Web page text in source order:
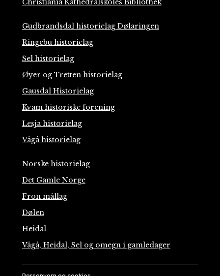
Christiania Kathedralskoles Bibliothek
Gudbrandsdal historielag Dølaringen
Ringebu historielag
Sel historielag
Øyer og Tretten historielag
Gausdal Historielag
Kvam historiske forening
Lesja historielag
Vågå historielag
Norske historielag
Det Gamle Norge
Fron mållag
Dølen
Heidal
Vågå, Heidal, Sel og omegn i gamledager